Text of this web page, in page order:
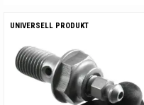
UNIVERSELL PRODUKT